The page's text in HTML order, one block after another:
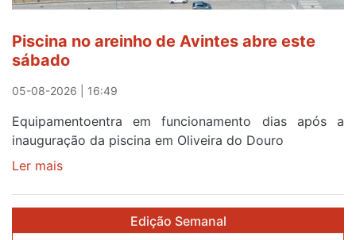
24
após
campanha
reforço
Piscina no areinho de Avintes abre este
sábado
05-08-2026 | 16:49
Equipamentoentra em funcionamento dias após a
inauguração da piscina em Oliveira do Douro
Ler mais
no
Edição Semanal